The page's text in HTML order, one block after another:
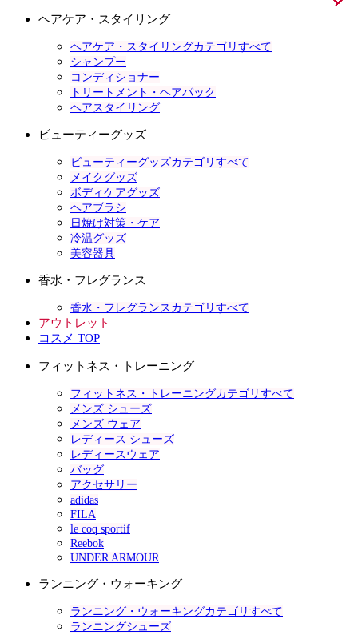
ヘアケア・スタイリング
ヘアケア・スタイリングカテゴリすべて
シャンプー
コンディショナー
トリートメント・ヘアパック
ヘアスタイリング
ビューティーグッズ
ビューティーグッズカテゴリすべて
メイクグッズ
ボディケアグッズ
ヘアブラシ
日焼け対策・ケア
冷温グッズ
美容器具
香水・フレグランス
香水・フレグランスカテゴリすべて
アウトレット
コスメ TOP
フィットネス・トレーニング
フィットネス・トレーニングカテゴリすべて
メンズ シューズ
メンズ ウェア
レディース シューズ
レディースウェア
バッグ
アクセサリー
adidas
FILA
le coq sportif
Reebok
UNDER ARMOUR
ランニング・ウォーキング
ランニング・ウォーキングカテゴリすべて
ランニングシューズ